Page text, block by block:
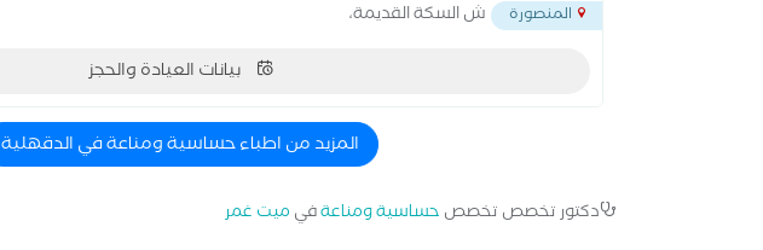
المنصورة ش السكة القديمة،
بيانات العيادة والحجز
المزيد من اطباء حساسية ومناعة في الدقهلية
دكتور تخصص تخصص حساسية ومناعةفي ميت غمر